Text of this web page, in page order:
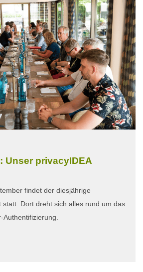
Unser privacyIDEA
findet der diesjährige
statt. Dort dreht sich alles rund um das